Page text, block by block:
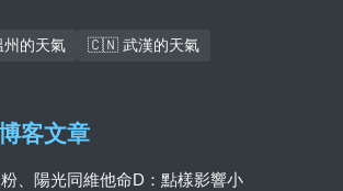
的天氣
🇨🇳 武漢的天氣
客文章
、陽光同維他命D：點樣影響小